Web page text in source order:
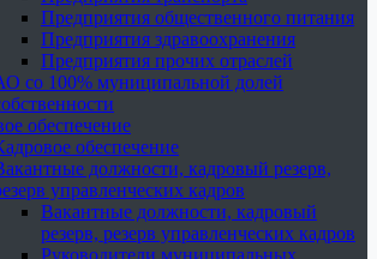
Предприятия общественного питания
Предприятия здравоохранения
Предприятия прочих отраслей
со 100% муниципальной долей
обеспечение
обеспечение
должности, кадровый резерв,
управленческих кадров
Вакантные должности, кадровый
резерв, резерв управленческих кадров
Руководители муниципальных